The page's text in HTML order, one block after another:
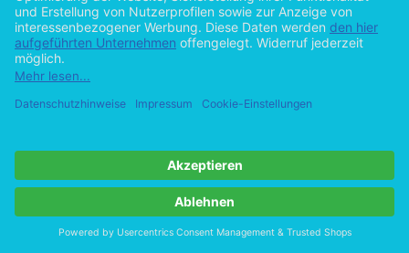
Zur Desktop-Version
Copyright ©Imprint in der Bedey & Thoms Media GmbH powered
byOpen Publishing
Cookie-Einstellungen